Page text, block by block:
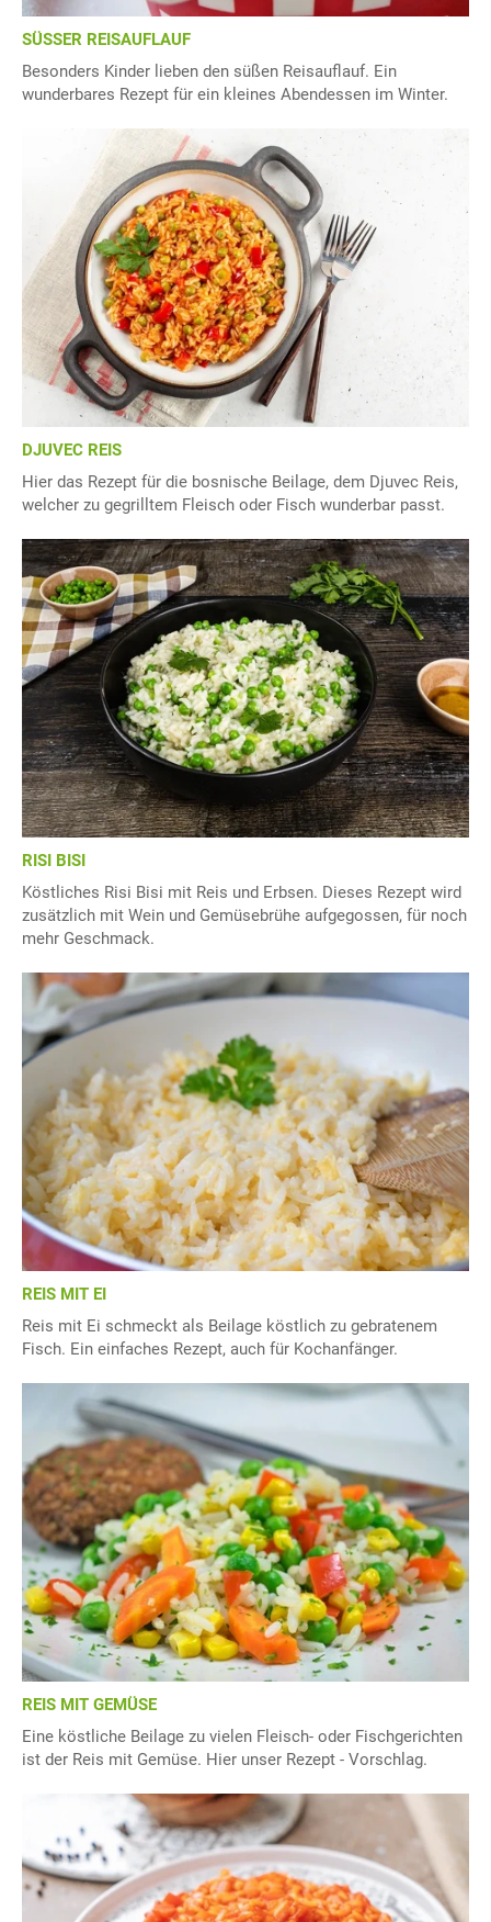
SÜSSER REISAUFLAUF
Besonders Kinder lieben den süßen Reisauflauf. Ein
wunderbares Rezept für ein kleines Abendessen im Winter.
DJUVEC REIS
Hier das Rezept für die bosnische Beilage, dem Djuvec Reis,
welcher zu gegrilltem Fleisch oder Fisch wunderbar passt.
RISI BISI
Köstliches Risi Bisi mit Reis und Erbsen. Dieses Rezept wird
zusätzlich mit Wein und Gemüsebrühe aufgegossen, für noch
mehr Geschmack.
REIS MIT EI
Reis mit Ei schmeckt als Beilage köstlich zu gebratenem
Fisch. Ein einfaches Rezept, auch für Kochanfänger.
REIS MIT GEMÜSE
Eine köstliche Beilage zu vielen Fleisch- oder Fischgerichten
ist der Reis mit Gemüse. Hier unser Rezept - Vorschlag.